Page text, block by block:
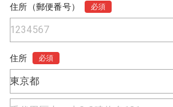
住所（郵便番号） 必須
住所 必須
東京都